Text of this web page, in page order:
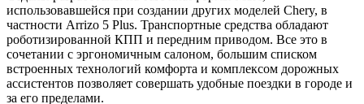
использовавшейся при создании других моделей Chery, в
частности Arrizo 5 Plus. Транспортные средства обладают
роботизированной КПП и передним приводом. Все это в
сочетании с эргономичным салоном, большим списком
встроенных технологий комфорта и комплексом дорожных
ассистентов позволяет совершать удобные поездки в городе и
за его пределами.